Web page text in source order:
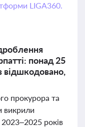
LIGA360.
понад 25
відшкодовано,
прокурора та
викрили
років